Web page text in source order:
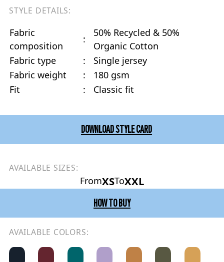
STYLE DETAILS:
Fabric
composition
:
50% Recycled & 50%
Organic Cotton
Fabric type
:
Single jersey
Fabric weight
:
180 gsm
Fit
: Classic fit
DOWNLOAD STYLE CARD
AVAILABLE SIZES:
FromXSToXXL
HOW TO BUY
AVAILABLE COLORS: